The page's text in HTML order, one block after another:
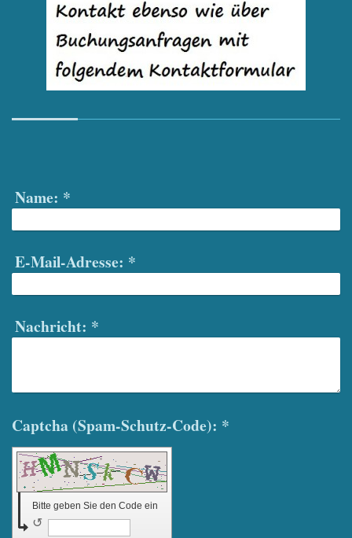
Name: *
E-Mail-Adresse: *
Nachricht: *
Captcha (Spam-Schutz-Code): *
Bitte geben Sie den Code ein
↺